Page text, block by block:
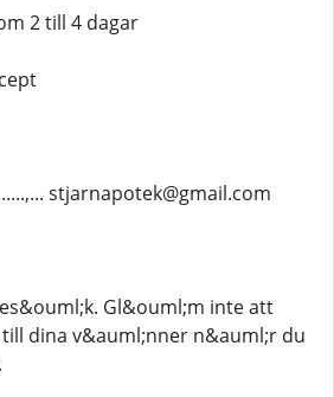
2 till 4 dagar
stjarnapotek@gmail.com
Gl&ouml;m inte att
dina v&auml;nner n&auml;r du